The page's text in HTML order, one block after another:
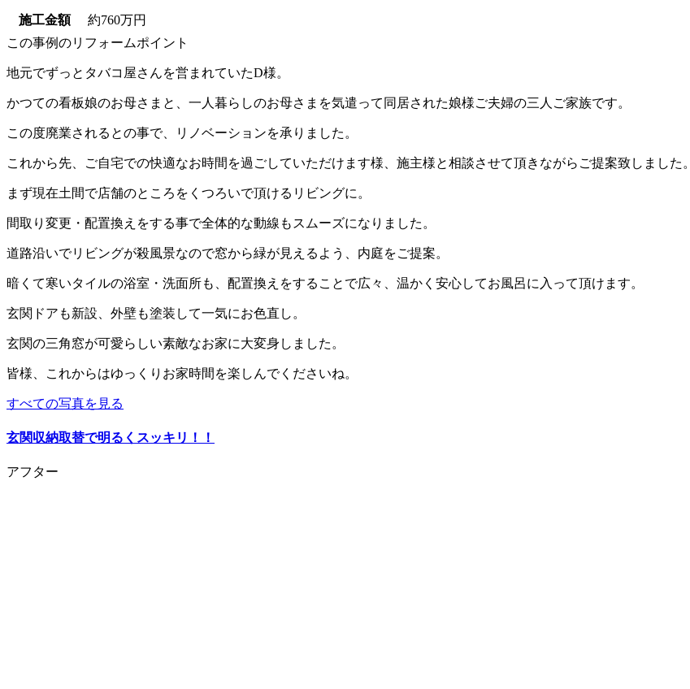
施工金額
約760万円
この事例のリフォームポイント
地元でずっとタバコ屋さんを営まれていたD様。
かつての看板娘のお母さまと、一人暮らしのお母さまを気遣って同居された娘様ご夫婦の三人ご家族です。
この度廃業されるとの事で、リノベーションを承りました。
これから先、ご自宅での快適なお時間を過ごしていただけます様、施主様と相談させて頂きながらご提案致しました。
まず現在土間で店舗のところをくつろいで頂けるリビングに。
間取り変更・配置換えをする事で全体的な動線もスムーズになりました。
道路沿いでリビングが殺風景なので窓から緑が見えるよう、内庭をご提案。
暗くて寒いタイルの浴室・洗面所も、配置換えをすることで広々、温かく安心してお風呂に入って頂けます。
玄関ドアも新設、外壁も塗装して一気にお色直し。
玄関の三角窓が可愛らしい素敵なお家に大変身しました。
皆様、これからはゆっくりお家時間を楽しんでくださいね。
すべての写真を見る
玄関収納取替で明るくスッキリ！！
アフター